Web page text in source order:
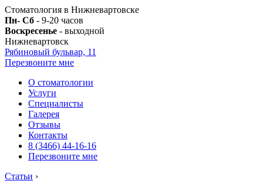
Стоматология в Нижневартовске
Пн- Сб - 9-20 часов
Воскресенье - выходной
Нижневартовск
Рябиновый бульвар, 11
Перезвоните мне
О стоматологии
Услуги
Специалисты
Галерея
Отзывы
Контакты
8 (3466) 44-16-16
Перезвоните мне
Статьи ›